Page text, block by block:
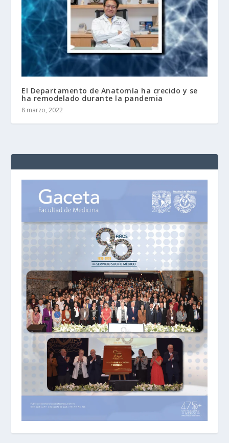
El Departamento de Anatomía ha crecido y se
ha remodelado durante la pandemia
8 marzo, 2022